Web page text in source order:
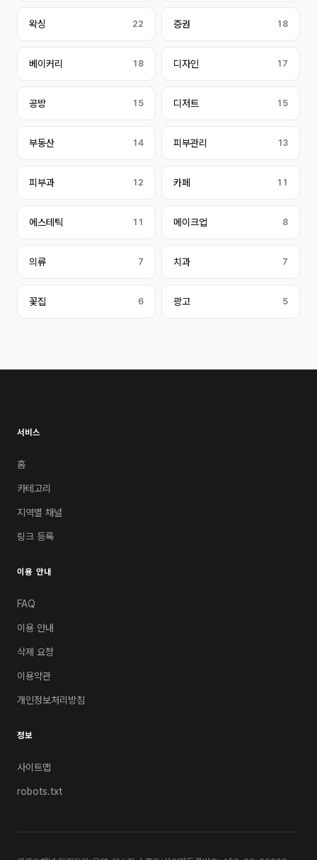
왁싱 22 증권 18
베이커리 18 디자인 17
공방 15 디저트 15
부동산 14 피부관리 13
피부과 12 카페 11
에스테틱 11 메이크업 8
의류 7 치과 7
꽃집 6 광고 5
서비스
홈
카테고리
지역별 채널
링크 등록
이용 안내
FAQ
이용 안내
삭제 요청
이용약관
개인정보처리방침
정보
사이트맵
robots.txt